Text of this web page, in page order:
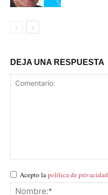
DEJA UNA RESPUESTA
Acepto lapolítica de privacidad